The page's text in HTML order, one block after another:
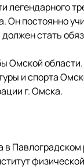
легендарного
Он постоянно
стать
Омской
и спорта
г. Омска.